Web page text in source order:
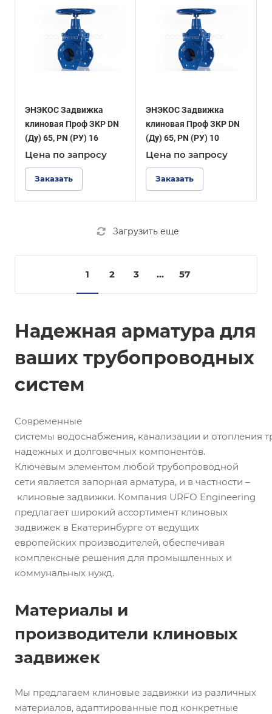
ЭНЭКОС Задвижка
клиновая Проф ЗКР DN
(Ду) 65, PN (РУ) 16
Цена по запросу
Заказать
ЭНЭКОС Задвижка
клиновая Проф ЗКР DN
(Ду) 65, PN (РУ) 10
Цена по запросу
Заказать
Загрузить еще
1 2 3 ... 57
Надежная арматура для
ваших трубопроводных
систем
Современные
системы водоснабжения, канализации и отопления
надежных и долговечных компонентов.
Ключевым элементом любой трубопроводной
сети является запорная арматура, и в частности –
клиновые задвижки. Компания URFO Engineering
предлагает широкий ассортимент клиновых
задвижек в Екатеринбурге от ведущих
европейских производителей, обеспечивая
комплексные решения для промышленных и
коммунальных нужд.
Материалы и
производители клиновых
задвижек
Мы предлагаем клиновые задвижки из различных
материалов, адаптированные под конкретные